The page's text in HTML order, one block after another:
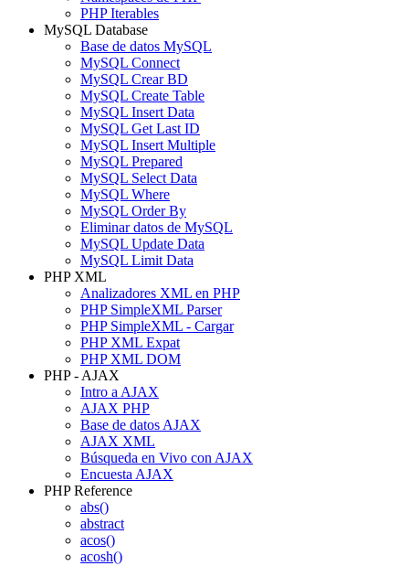
PHP Iterables
MySQL Database
Base de datos MySQL
MySQL Connect
MySQL Crear BD
MySQL Create Table
MySQL Insert Data
MySQL Get Last ID
MySQL Insert Multiple
MySQL Prepared
MySQL Select Data
MySQL Where
MySQL Order By
Eliminar datos de MySQL
MySQL Update Data
MySQL Limit Data
PHP XML
Analizadores XML en PHP
PHP SimpleXML Parser
PHP SimpleXML - Cargar
PHP XML Expat
PHP XML DOM
PHP - AJAX
Intro a AJAX
AJAX PHP
Base de datos AJAX
AJAX XML
Búsqueda en Vivo con AJAX
Encuesta AJAX
PHP Reference
abs()
abstract
acos()
acosh()